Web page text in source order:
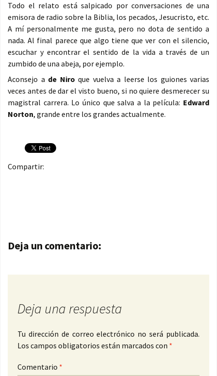
Todo el relato está salpicado por conversaciones de una
emisora de radio sobre la Biblia, los pecados, Jesucristo, etc.
A mí personalmente me gusta, pero no dota de sentido a
nada. Al final parece que algo tiene que ver con el silencio,
escuchar y encontrar el sentido de la vida a través de un
zumbido de una abeja, por ejemplo.
Aconsejo a de Niro que vuelva a leerse los guiones varias
veces antes de dar el visto bueno, si no quiere desmerecer su
magistral carrera. Lo único que salva a la película: Edward
Norton, grande entre los grandes actualmente.
Compartir:
Navegación de entradas
Deja un comentario:
Deja una respuesta
Tu dirección de correo electrónico no será publicada.
Los campos obligatorios están marcados con *
Comentario *